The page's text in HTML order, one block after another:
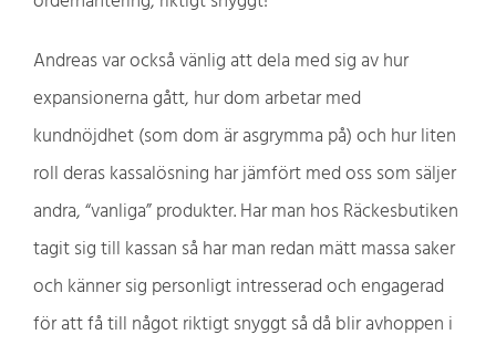
Andreas var också vänlig att dela med sig av hur
expansionerna gått, hur dom arbetar med
kundnöjdhet (som dom är asgrymma på) och hur liten
roll deras kassalösning har jämfört med oss som säljer
andra, “vanliga” produkter. Har man hos Räckesbutiken
tagit sig till kassan så har man redan mätt massa saker
och känner sig personligt intresserad och engagerad
för att få till något riktigt snyggt så då blir avhoppen i